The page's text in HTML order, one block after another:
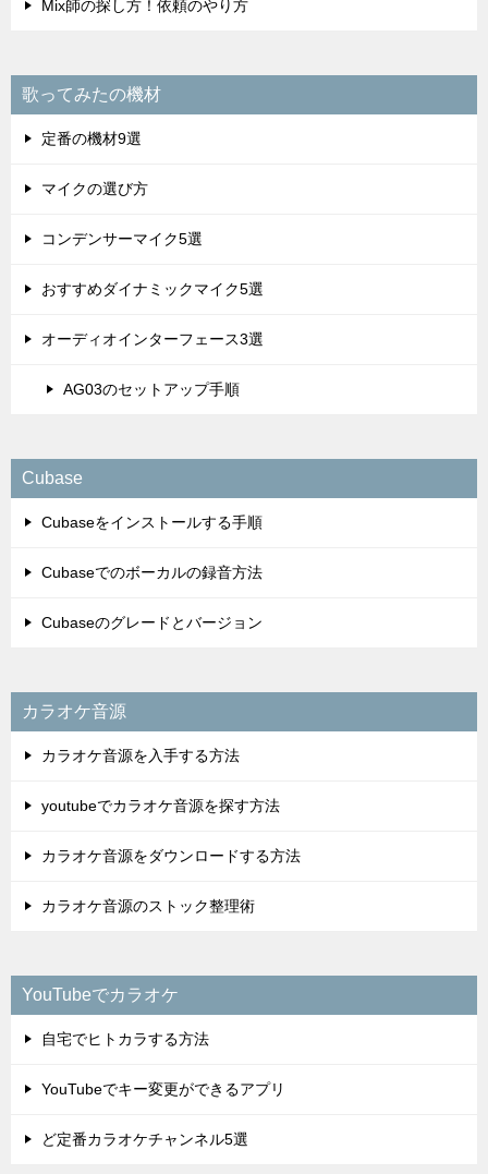
Mix師の探し方！依頼のやり方
歌ってみたの機材
定番の機材9選
マイクの選び方
コンデンサーマイク5選
おすすめダイナミックマイク5選
オーディオインターフェース3選
AG03のセットアップ手順
Cubase
Cubaseをインストールする手順
Cubaseでのボーカルの録音方法
Cubaseのグレードとバージョン
カラオケ音源
カラオケ音源を入手する方法
youtubeでカラオケ音源を探す方法
カラオケ音源をダウンロードする方法
カラオケ音源のストック整理術
YouTubeでカラオケ
自宅でヒトカラする方法
YouTubeでキー変更ができるアプリ
ど定番カラオケチャンネル5選